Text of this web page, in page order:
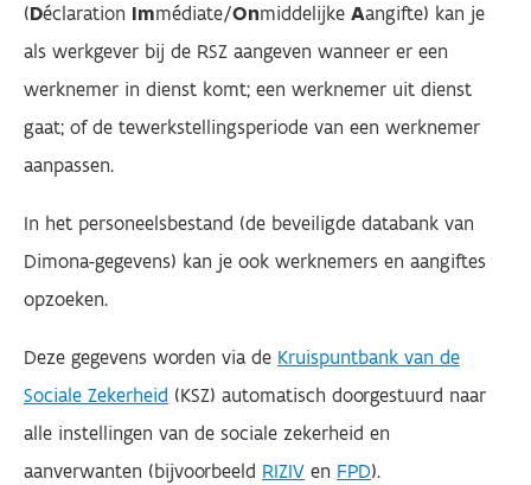
(Déclaration Immédiate/Onmiddelijke Aangifte) kan je
als werkgever bij de RSZ aangeven wanneer er een
werknemer in dienst komt; een werknemer uit dienst
gaat; of de tewerkstellingsperiode van een werknemer
aanpassen.
In het personeelsbestand (de beveiligde databank van
Dimona-gegevens) kan je ook werknemers en aangiftes
opzoeken.
Deze gegevens worden via de Kruispuntbank van de
Sociale Zekerheid (KSZ) automatisch doorgestuurd naar
alle instellingen van de sociale zekerheid en
aanverwanten (bijvoorbeeld RIZIV en FPD).